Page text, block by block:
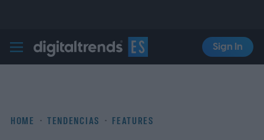
Digital Trends Español
Sign In
HOME TENDENCIAS FEATURES